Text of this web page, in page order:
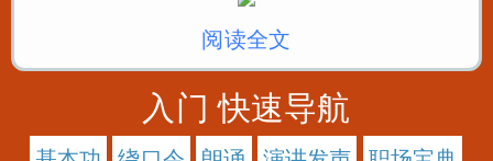
阅读全文
入门 快速导航